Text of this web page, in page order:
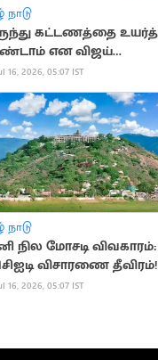
நாடு
கட்டணத்தை
என விஜய்
16, 2026, 05:07 IST
நாடு
நில மோசடி விவகாரம்:
விசாரணை தீவிரம்!
16, 2026, 05:07 IST